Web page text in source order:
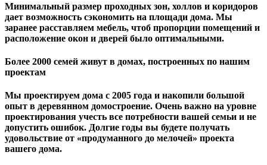
Минимальный размер проходных зон, холлов и коридоров
дает возможность сэкономить на площади дома. Мы
заранее расставляем мебель, чтоб пропорции помещений и
расположение окон и дверей было оптимальными.
Более 2000 семей живут в домах, построенных по нашим
проектам
Мы проектируем дома с 2005 года и накопили большой
опыт в деревянном домостроение. Очень важно на уровне
проектирования учесть все потребности вашей семьи и не
допустить ошибок. Долгие годы вы будете получать
удовольствие от «продуманного до мелочей» проекта
вашего дома.